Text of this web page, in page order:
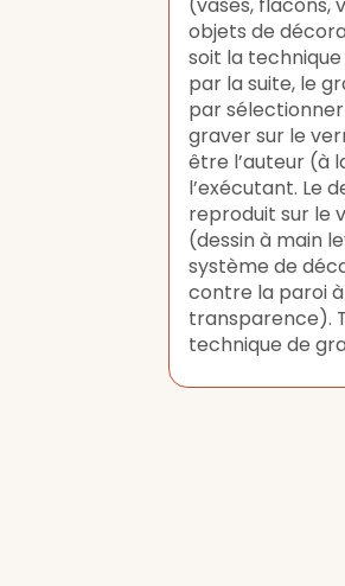
objets de
soit la
par la suite, le
par
graver sur le
être l’auteur (à
l’exécutant. Le
reproduit sur le
(dessin à main
système de
contre la paroi
transparence).
technique de